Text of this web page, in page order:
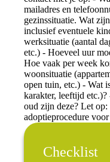
mailadres en
gezinssituatie. Wat
inclusief eventuele
werksituatie (aantal
etc.) - Hoeveel uur
Hoe vaak per week
woonsituatie
open tuin, etc.) - Wat
karakter, leeftijd
oud zijn deze? Let op:
adoptieprocedure
Checklist